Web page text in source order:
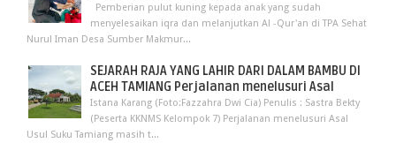
Pemberian pulut kuning kepada anak yang sudah
menyelesaikan iqra dan melanjutkan Al -Qur'an di TPA Sehat
Nurul Iman Desa Sumber Makmur...
SEJARAH RAJA YANG LAHIR DARI DALAM BAMBU DI
ACEH TAMIANG Perjalanan menelusuri Asal
Istana Karang (Foto:Fazzahra Dwi Cia) Penulis : Sastra Bekty
(Peserta KKNMS Kelompok 7) Perjalanan menelusuri Asal
Usul Suku Tamiang masih t...